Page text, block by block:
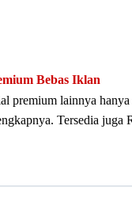
Bebas Iklan
premium lainnya hanya
Tersedia juga